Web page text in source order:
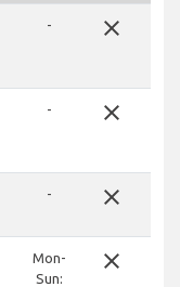
- close
- close
- close
Mon-
Sun:
close